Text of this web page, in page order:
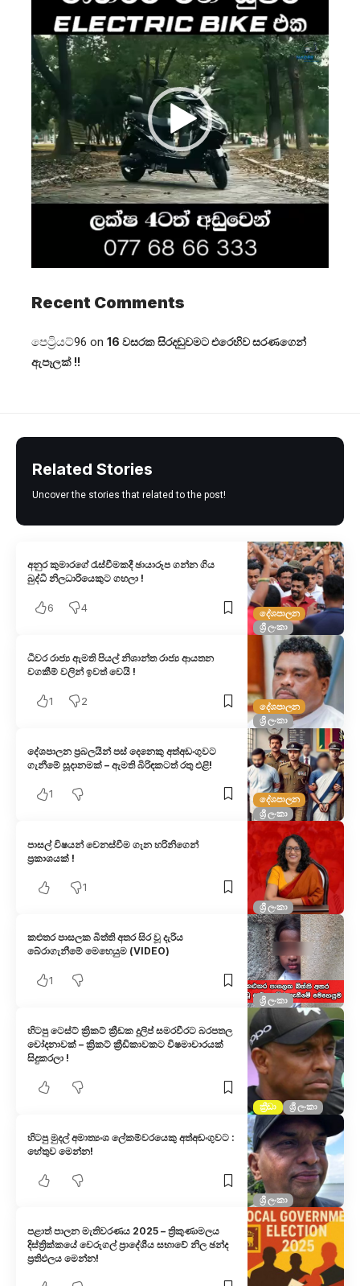
Recent Comments
පෙට්‍රියට්96 on 16 වසරක සිරදඬුවමට එරෙහිව සරණගෙන්
ඇපෑලක් !!
Related Stories
Uncover the stories that related to the post!
දේශපාලන
ශ්‍රී ලංකා
අනුර කුමාරගේ රැස්වීමකදී ඡායාරූප ගන්න ගිය
බුද්ධි නිලධාරියෙකුට ගහලා !
6 4
දේශපාලන
ශ්‍රී ලංකා
ධීවර රාජ්‍ය ඇමති පියල් නිශාන්ත රාජ්‍ය ආයතන
වගකීම් වලින් ඉවත් වෙයි !
1 2
දේශපාලන
ශ්‍රී ලංකා
දේශපාලන ප්‍රබලයින් පස් දෙනෙකු අත්අඩංගුවට
ගැනීමේ සූදානමක් – ඇමති බිරිඳකටත් රතු එළි!
1
ශ්‍රී ලංකා
පාසල් විෂයන් වෙනස්වීම ගැන හරිනිගෙන්
ප්‍රකාශයක් !
1
ශ්‍රී ලංකා
කළුතර පාසලක බිත්ති අතර සිර වූ දැරිය
බේරාගැනීමේ මෙහෙයුම (VIDEO)
1
ක්‍රීඩා ශ්‍රී ලංකා
හිටපු ටෙස්ට් ක්‍රිකට් ක්‍රීඩක දුලිප් සමරවීරට බරපතල
චෝදනාවක් – ක්‍රිකට් ක්‍රීඩිකාවකට විෂමාචාරයක්
සිදුකරලා !
ශ්‍රී ලංකා
හිටපු මුදල් අමාත්‍යංශ ලේකම්වරයෙකු අත්අඩංගුවට :
හේතුව මෙන්න!
පළාත් පාලන මැතිවරණය 2025 – ත්‍රිකුණාමලය
දිස්ත්‍රික්කයේ වෙරුගල් ප්‍රාදේශීය සභාවේ නිල ඡන්ද
ප්‍රතිඵලය මෙන්න!